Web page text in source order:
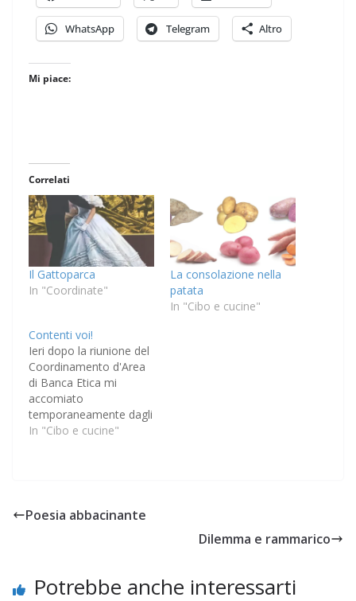
WhatsApp Telegram Altro
Mi piace:
Correlati
Il Gattoparca
In "Coordinate"
La consolazione nella
patata
In "Cibo e cucine"
Contenti voi!
Ieri dopo la riunione del
Coordinamento d'Area
di Banca Etica mi
accomiato
temporaneamente dagli
altri che restano a
controllo la posta dal
In "Cibo e cucine"
Poesia abbacinante
Dilemma e rammarico
Potrebbe anche interessarti